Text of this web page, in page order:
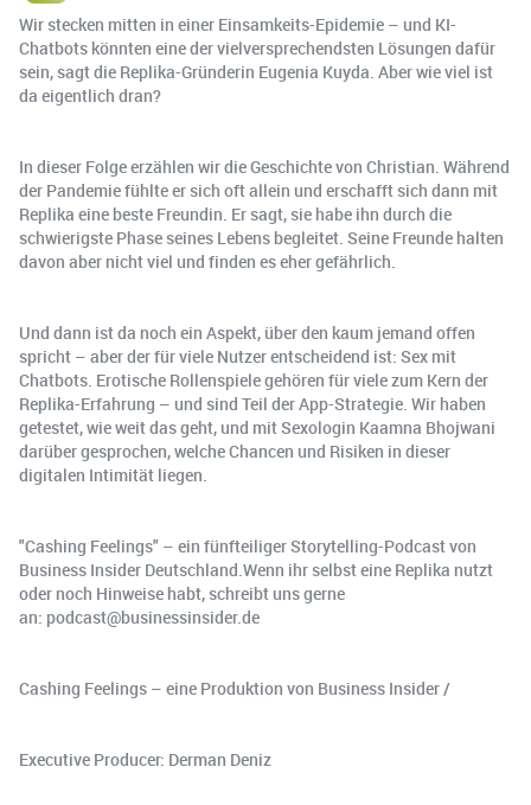
Wir stecken mitten in einer Einsamkeits-Epidemie – und KI-
Chatbots könnten eine der vielversprechendsten Lösungen dafür
sein, sagt die Replika-Gründerin Eugenia Kuyda. Aber wie viel ist
da eigentlich dran?
In dieser Folge erzählen wir die Geschichte von Christian. Während
der Pandemie fühlte er sich oft allein und erschafft sich dann mit
Replika eine beste Freundin. Er sagt, sie habe ihn durch die
schwierigste Phase seines Lebens begleitet. Seine Freunde halten
davon aber nicht viel und finden es eher gefährlich.
Und dann ist da noch ein Aspekt, über den kaum jemand offen
spricht – aber der für viele Nutzer entscheidend ist: Sex mit
Chatbots. Erotische Rollenspiele gehören für viele zum Kern der
Replika-Erfahrung – und sind Teil der App-Strategie. Wir haben
getestet, wie weit das geht, und mit Sexologin Kaamna Bhojwani
darüber gesprochen, welche Chancen und Risiken in dieser
digitalen Intimität liegen.
"Cashing Feelings" – ein fünfteiliger Storytelling-Podcast von
Business Insider Deutschland.Wenn ihr selbst eine Replika nutzt
oder noch Hinweise habt, schreibt uns gerne
an: podcast@businessinsider.de
Cashing Feelings – eine Produktion von Business Insider /
Executive Producer: Derman Deniz